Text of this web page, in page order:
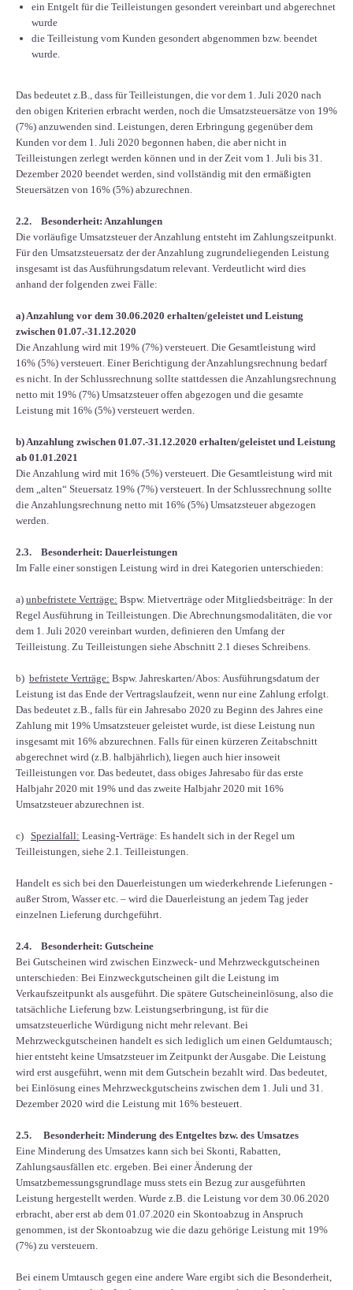
ein Entgelt für die Teilleistungen gesondert vereinbart und abgerechnet
wurde
die Teilleistung vom Kunden gesondert abgenommen bzw. beendet
wurde.
Das bedeutet z.B., dass für Teilleistungen, die vor dem 1. Juli 2020 nach
den obigen Kriterien erbracht werden, noch die Umsatzsteuersätze von 19%
(7%) anzuwenden sind. Leistungen, deren Erbringung gegenüber dem
Kunden vor dem 1. Juli 2020 begonnen haben, die aber nicht in
Teilleistungen zerlegt werden können und in der Zeit vom 1. Juli bis 31.
Dezember 2020 beendet werden, sind vollständig mit den ermäßigten
Steuersätzen von 16% (5%) abzurechnen.
2.2. Besonderheit: Anzahlungen
Die vorläufige Umsatzsteuer der Anzahlung entsteht im Zahlungszeitpunkt.
Für den Umsatzsteuersatz der der Anzahlung zugrundeliegenden Leistung
insgesamt ist das Ausführungsdatum relevant. Verdeutlicht wird dies
anhand der folgenden zwei Fälle:
a) Anzahlung vor dem 30.06.2020 erhalten/geleistet und Leistung
zwischen 01.07.-31.12.2020
Die Anzahlung wird mit 19% (7%) versteuert. Die Gesamtleistung wird
16% (5%) versteuert. Einer Berichtigung der Anzahlungsrechnung bedarf
es nicht. In der Schlussrechnung sollte stattdessen die Anzahlungsrechnung
netto mit 19% (7%) Umsatzsteuer offen abgezogen und die gesamte
Leistung mit 16% (5%) versteuert werden.
b) Anzahlung zwischen 01.07.-31.12.2020 erhalten/geleistet und Leistung
ab 01.01.2021
Die Anzahlung wird mit 16% (5%) versteuert. Die Gesamtleistung wird mit
dem „alten“ Steuersatz 19% (7%) versteuert. In der Schlussrechnung sollte
die Anzahlungsrechnung netto mit 16% (5%) Umsatzsteuer abgezogen
werden.
2.3. Besonderheit: Dauerleistungen
Im Falle einer sonstigen Leistung wird in drei Kategorien unterschieden:
a) unbefristete Verträge: Bspw. Mietverträge oder Mitgliedsbeiträge: In der
Regel Ausführung in Teilleistungen. Die Abrechnungsmodalitäten, die vor
dem 1. Juli 2020 vereinbart wurden, definieren den Umfang der
Teilleistung. Zu Teilleistungen siehe Abschnitt 2.1 dieses Schreibens.
b) befristete Verträge: Bspw. Jahreskarten/Abos: Ausführungsdatum der
Leistung ist das Ende der Vertragslaufzeit, wenn nur eine Zahlung erfolgt.
Das bedeutet z.B., falls für ein Jahresabo 2020 zu Beginn des Jahres eine
Zahlung mit 19% Umsatzsteuer geleistet wurde, ist diese Leistung nun
insgesamt mit 16% abzurechnen. Falls für einen kürzeren Zeitabschnitt
abgerechnet wird (z.B. halbjährlich), liegen auch hier insoweit
Teilleistungen vor. Das bedeutet, dass obiges Jahresabo für das erste
Halbjahr 2020 mit 19% und das zweite Halbjahr 2020 mit 16%
Umsatzsteuer abzurechnen ist.
c) Spezialfall: Leasing-Verträge: Es handelt sich in der Regel um
Teilleistungen, siehe 2.1. Teilleistungen.
Handelt es sich bei den Dauerleistungen um wiederkehrende Lieferungen -
außer Strom, Wasser etc. – wird die Dauerleistung an jedem Tag jeder
einzelnen Lieferung durchgeführt.
2.4. Besonderheit: Gutscheine
Bei Gutscheinen wird zwischen Einzweck- und Mehrzweckgutscheinen
unterschieden: Bei Einzweckgutscheinen gilt die Leistung im
Verkaufszeitpunkt als ausgeführt. Die spätere Gutscheineinlösung, also die
tatsächliche Lieferung bzw. Leistungserbringung, ist für die
umsatzsteuerliche Würdigung nicht mehr relevant. Bei
Mehrzweckgutscheinen handelt es sich lediglich um einen Geldumtausch;
hier entsteht keine Umsatzsteuer im Zeitpunkt der Ausgabe. Die Leistung
wird erst ausgeführt, wenn mit dem Gutschein bezahlt wird. Das bedeutet,
bei Einlösung eines Mehrzweckgutscheins zwischen dem 1. Juli und 31.
Dezember 2020 wird die Leistung mit 16% besteuert.
2.5. Besonderheit: Minderung des Entgeltes bzw. des Umsatzes
Eine Minderung des Umsatzes kann sich bei Skonti, Rabatten,
Zahlungsausfällen etc. ergeben. Bei einer Änderung der
Umsatzbemessungsgrundlage muss stets ein Bezug zur ausgeführten
Leistung hergestellt werden. Wurde z.B. die Leistung vor dem 30.06.2020
erbracht, aber erst ab dem 01.07.2020 ein Skontoabzug in Anspruch
genommen, ist der Skontoabzug wie die dazu gehörige Leistung mit 19%
(7%) zu versteuern.
Bei einem Umtausch gegen eine andere Ware ergibt sich die Besonderheit,